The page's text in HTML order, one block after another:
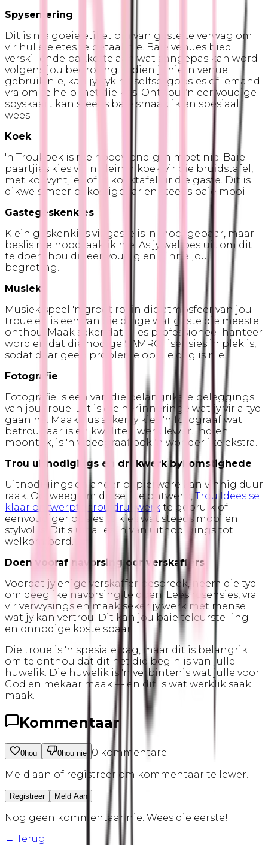
Spyseniering
Dit is nie goeie etiket om van gaste te verwag om
vir hul eie etes te betaal nie. Baie venues bied
verskillende pakkette aan wat aangepas kan word
volgens jou begroting. Indien jy nie 'n venue
gebruik nie, kan jy kyk na selfsorgopsies of iemand
vra om te help met die kos. Onthou, 'n eenvoudige
spyskaart kan steeds baie smaaklik en spesiaal
wees.
Koek
'n Troukoek is nie noodwendig 'n moet nie. Baie
paartjies kies vir 'n kleiner koek vir die bruidstafel,
met kolwyntjies of 'n koektafel vir die gaste. Dit is
dikwels meer bekostigbaar en steeds baie mooi.
Gastegeskenkies
Klein geskenkies vir gaste is 'n mooi gebaar, maar
beslis nie noodsaaklik nie. As jy wel besluit om dit
te doen, hou dit eenvoudig en binne jou
begroting.
Musiek
Musiek speel 'n groot rol in die atmosfeer van jou
troue en is een van die dinge wat gaste die meeste
onthou. Maak seker dat alles professioneel hanteer
word en dat die nodige SAMRO lisensies in plek is,
sodat daar geen probleme op die dag is nie.
Fotografie
Fotografie is een van die belangrikste beleggings
van jou troue. Dit is die herinneringe wat jy vir altyd
gaan hê. Maak dus seker jy kies 'n fotograaf wat
betroubaar is en kwaliteit werk lewer. Indien
moontlik, is 'n videograaf ook 'n wonderlike ekstra.
Trou uitnodigings en drukwerk bykomstighede
Uitnodigings en ander papierware kan vinnig duur
raak. Oorweeg om dit self te ontwerp,Trou Idees se
klaar ontwerpte trou drukwerk te gebruik of
eenvoudiger opsies te kies wat steeds mooi en
stylvol is. Dit sluit alles in van uitnodigings tot
welkom bord.
Doen vooraf navorsing oor verskaffers
Voordat jy enige verskaffer bespreek, neem die tyd
om deeglike navorsing te doen. Lees resensies, vra
vir verwysings en maak seker jy werk met mense
wat jy kan vertrou. Dit kan jou baie teleurstelling
en onnodige koste spaar.
Die troue is 'n spesiale dag, maar dit is belangrik
om te onthou dat dit net die begin is van julle
huwelik. Die huwelik is 'n verbintenis wat julle voor
God en mekaar maak — en dit is wat werklik saak
maak.
Kommentaar
0hou 0hou nie 0 kommentare
Meld aan of registreer om kommentaar te lewer.
Registreer Meld Aan
Nog geen kommentaar nie. Wees die eerste!
← Terug